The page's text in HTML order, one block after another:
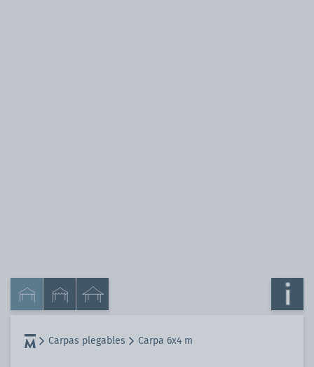
Carpas plegables Carpa 6x4 m